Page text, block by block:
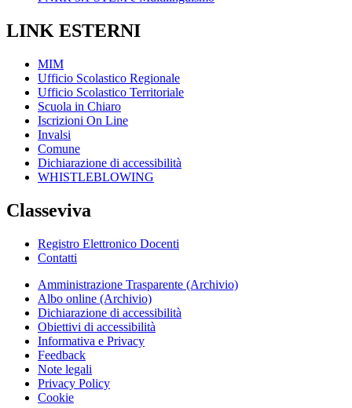
LINK ESTERNI
MIM
Ufficio Scolastico Regionale
Ufficio Scolastico Territoriale
Scuola in Chiaro
Iscrizioni On Line
Invalsi
Comune
Dichiarazione di accessibilità
WHISTLEBLOWING
Classeviva
Registro Elettronico Docenti
Contatti
Amministrazione Trasparente (Archivio)
Albo online (Archivio)
Dichiarazione di accessibilità
Obiettivi di accessibilità
Informativa e Privacy
Feedback
Note legali
Privacy Policy
Cookie